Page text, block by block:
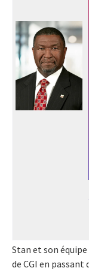
Stan et son
de CGI en